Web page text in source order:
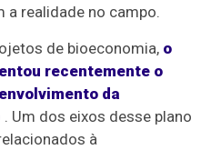
a realidade no campo.
de bioeconomia, o
recentemente o
da
. Um dos eixos desse plano
à